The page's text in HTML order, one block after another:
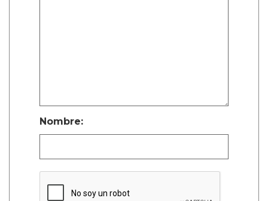
Nombre: